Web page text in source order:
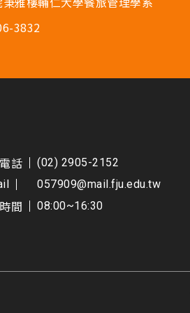
3832
話
(02) 2905-2152
057909@mail.fju.edu.tw
間 08:00~16:30